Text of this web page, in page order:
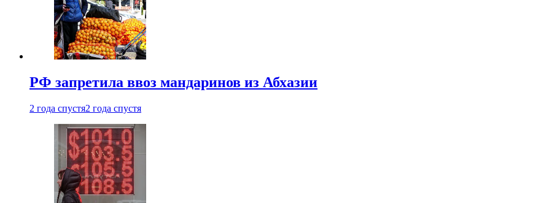
РФ запретила ввоз мандаринов из Абхазии
2 года спустя2 года спустя